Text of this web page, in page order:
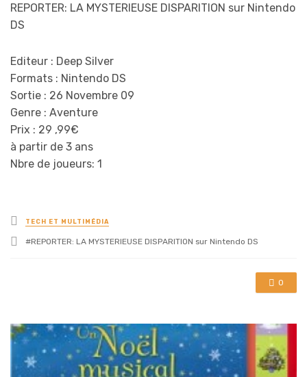
REPORTER: LA MYSTERIEUSE DISPARITION sur Nintendo
DS
Editeur : Deep Silver
Formats : Nintendo DS
Sortie : 26 Novembre 09
Genre : Aventure
Prix : 29 ,99€
à partir de 3 ans
Nbre de joueurs: 1
Posted
in
TECH ET MULTIMÉDIA
Tagged
REPORTER: LA MYSTERIEUSE DISPARITION sur Nintendo DS
0